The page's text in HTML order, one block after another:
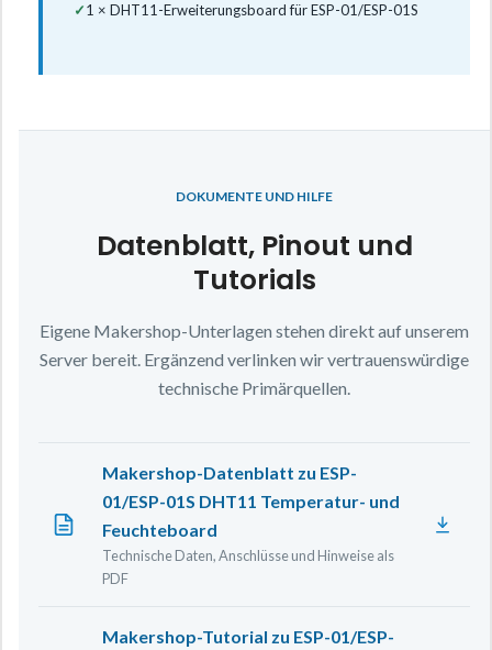
✓1 × DHT11-Erweiterungsboard für ESP-01/ESP-01S
DOKUMENTE UND HILFE
Datenblatt, Pinout und
Tutorials
Eigene Makershop-Unterlagen stehen direkt auf unserem
Server bereit. Ergänzend verlinken wir vertrauenswürdige
technische Primärquellen.
Makershop-Datenblatt zu ESP-
01/ESP-01S DHT11 Temperatur- und
Feuchteboard
Technische Daten, Anschlüsse und Hinweise als
PDF
Makershop-Tutorial zu ESP-01/ESP-